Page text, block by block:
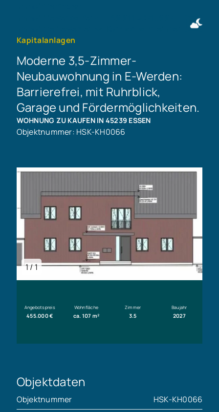
Kapitalanlagen
Moderne 3,5-Zimmer-
Neubauwohnung in E-Werden:
Barrierefrei, mit Ruhrblick,
Garage und Fördermöglichkeiten.
WOHNUNG ZU KAUFEN IN 45239 ESSEN
Objektnummer: HSK-KH0066
1 / 1
Angebotspreis
455.000 €
Wohnfläche
ca. 107 m²
Zimmer
3.5
Baujahr
2027
Objektdaten
Objektnummer
HSK-KH0066